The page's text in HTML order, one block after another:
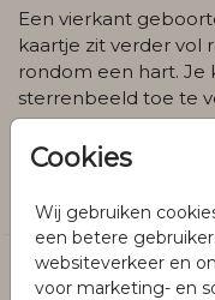
Cookies
Wij gebruiken
een betere
websiteverkeer en
voor marketing- en
Een vierkant
kaartje zit verder vol
rondom een hart.
sterrenbeeld toe te
Collectie
Genderneutraal
Dit vind je